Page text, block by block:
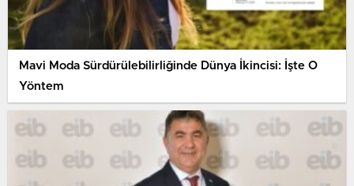
Mavi Moda Sürdürülebilirliğinde Dünya İkincisi: İşte O
Yöntem